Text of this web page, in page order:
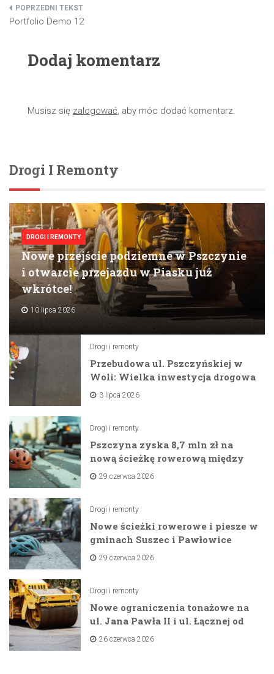
Nawigacja
Portfolio Demo 12
Dodaj komentarz
Musisz się zalogować, aby móc dodać komentarz.
Drogi I Remonty
DROGI I REMONTY
Nowe przejście podziemne w Pszczynie
i otwarcie przejazdu w Piasku już
wkrótce!
10 lipca 2026
Drogi i remonty
Przebudowa ul. Pszczyńskiej w
Woli: Wielka inwestycja drogowa
na horyzoncie
3 lipca 2026
Drogi i remonty
Pszczyna zyska 8,7 mln zł na
nową ścieżkę rowerową między
zaporami
29 czerwca 2026
Drogi i remonty
Nowe ścieżki rowerowe i piesze w
gminach Suszec i Pawłowice
dzięki unijnemu wsparciu
29 czerwca 2026
Drogi i remonty
Nowe ograniczenia tonażowe na
ul. Jana Pawła II i ul. Łącznej od
lipca 2026 roku
26 czerwca 2026